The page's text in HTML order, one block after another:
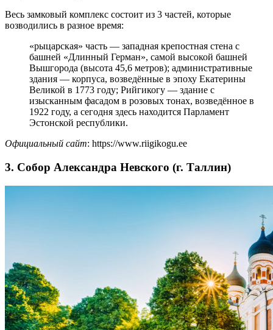
Весь замковый комплекс состоит из 3 частей, которые
возводились в разное время:
«рыцарская» часть — западная крепостная стена с
башней «Длинный Герман», самой высокой башней
Вышгорода (высота 45,6 метров); административные
здания — корпуса, возведённые в эпоху Екатерины
Великой в 1773 году; Рийгикогу — здание с
изысканным фасадом в розовых тонах, возведённое в
1922 году, а сегодня здесь находится Парламент
Эстонской республики.
Официальный сайт: https://www.riigikogu.ee
3. Собор Александра Невского (г. Таллин)